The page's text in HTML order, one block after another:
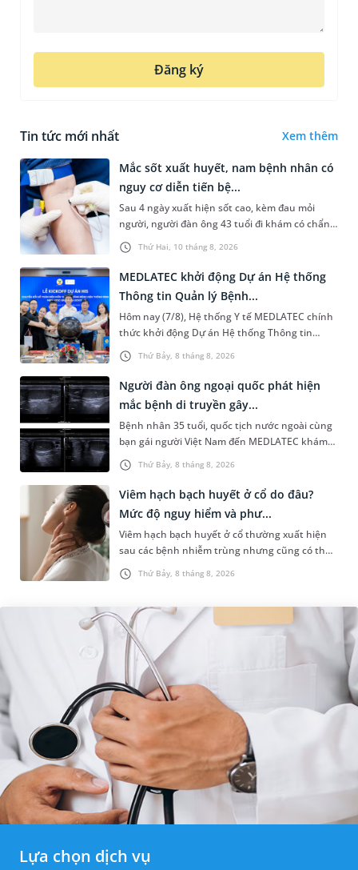
Đăng ký
Tin tức mới nhất Xem thêm
Thứ Hai, 10 tháng 8, 2026
Mắc sốt xuất huyết, nam bệnh nhân có
nguy cơ diễn tiến bệ...
Sau 4 ngày xuất hiện sốt cao, kèm đau mỏi
người, người đàn ông 43 tuổi đi khám có chẩn
đoán sốt xuất huyết Dengue và phải nhập viện
điều trị ngay để tránh bi...
Thứ Bảy, 8 tháng 8, 2026
MEDLATEC khởi động Dự án Hệ thống
Thông tin Quản lý Bệnh...
Hôm nay (7/8), Hệ thống Y tế MEDLATEC chính
thức khởi động Dự án Hệ thống Thông tin
Quản lý Bệnh viện (HIS - Hospital Information
System) giai đoạn mới. Dự á...
Thứ Bảy, 8 tháng 8, 2026
Người đàn ông ngoại quốc phát hiện
mắc bệnh di truyền gây...
Bệnh nhân 35 tuổi, quốc tịch nước ngoài cùng
bạn gái người Việt Nam đến MEDLATEC khám
sức khỏe tiền hôn nhân. Qua thăm khám và
làm các xét nghiệm chuyên sâu,...
Thứ Bảy, 8 tháng 8, 2026
Viêm hạch bạch huyết ở cổ do đâu?
Mức độ nguy hiểm và phư...
Viêm hạch bạch huyết ở cổ thường xuất hiện
sau các bệnh nhiễm trùng nhưng cũng có thể
liên quan đến lao hạch hoặc ung thư. Để tìm
hiểu nguyên nhân gây viêm,...
Lựa chọn dịch vụ